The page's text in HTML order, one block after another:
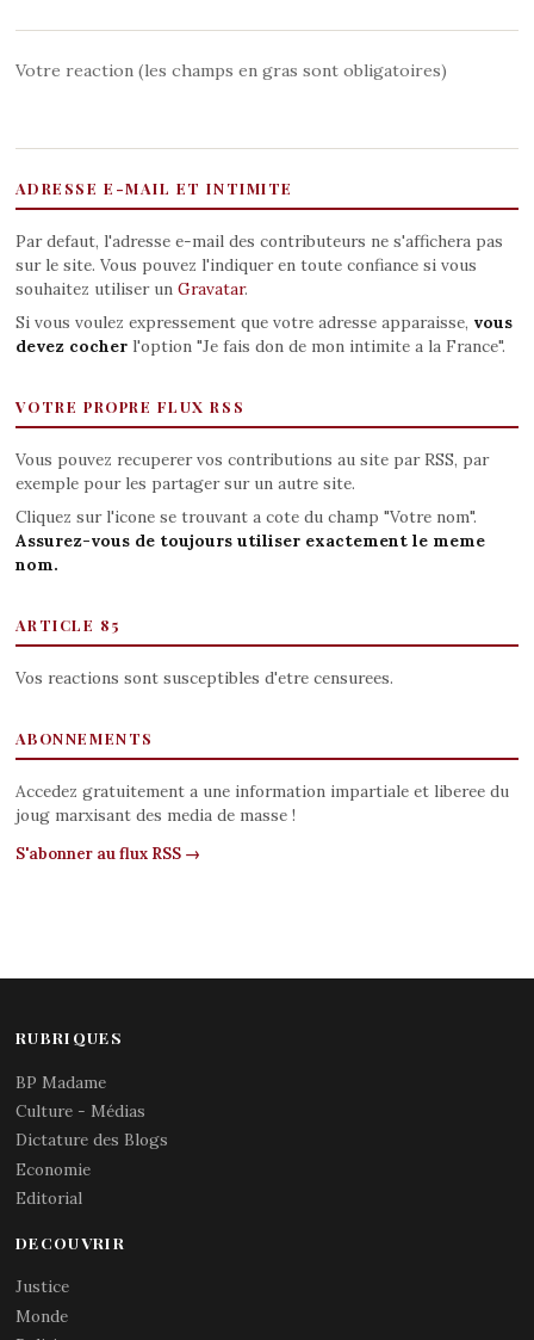
Votre reaction (les champs en gras sont obligatoires)
ADRESSE E-MAIL ET INTIMITE
Par defaut, l'adresse e-mail des contributeurs ne s'affichera pas
sur le site. Vous pouvez l'indiquer en toute confiance si vous
souhaitez utiliser un Gravatar.
Si vous voulez expressement que votre adresse apparaisse, vous
devez cocherl'option "Je fais don de mon intimite a la France".
VOTRE PROPRE FLUX RSS
Vous pouvez recuperer vos contributions au site par RSS, par
exemple pour les partager sur un autre site.
Cliquez sur l'icone se trouvant a cote du champ "Votre nom".
Assurez-vous de toujours utiliser exactement le meme
nom.
ARTICLE 85
Vos reactions sont susceptibles d'etre censurees.
ABONNEMENTS
Accedez gratuitement a une information impartiale et liberee du
joug marxisant des media de masse !
S'abonner au flux RSS →
RUBRIQUES
BP Madame
Culture - Médias
Dictature des Blogs
Economie
Editorial
DECOUVRIR
Justice
Monde